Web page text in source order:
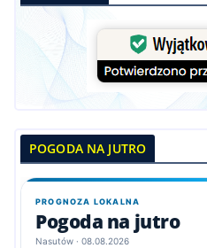
POGODA NA JUTRO
PROGNOZA LOKALNA
Pogoda na jutro
Nasutów · 08.08.2026